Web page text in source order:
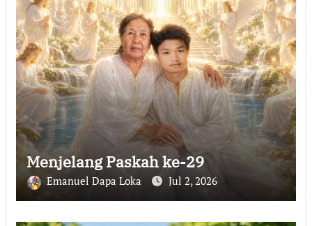
Menjelang Paskah ke-29
Emanuel Dapa Loka Jul 2, 2026